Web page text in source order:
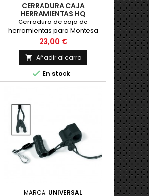
CERRADURA CAJA
HERRAMIENTAS HQ
Cerradura de caja de
herramientas para Montesa
Bultaco y OSSA. Marca
Neimann, de la mejor calidad
Precio
23,00 €
 Añadir al carro
 En stock
MARCA: UNIVERSAL